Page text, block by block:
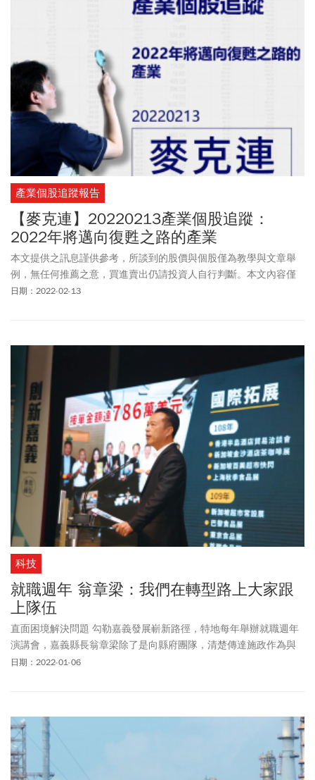
產業個股追蹤報告
【麥克連】20220213產業個股追蹤：
2022年將邁向復甦之路的產業
本文提供之訊息謹供參考，所談到的股價與個股僅為教學與文章舉
例，無任何推薦之意，買進賣出仍請投資人自行判斷。本文內容僅
供訂閱戶本人使用，非經授權嚴禁任何翻印、轉載，或以任何型態
日期：2022-02-13
科技
就職週年 翁章梁：我們在轉型路上大家跟
上隊伍
直面困境解決問題 勾勒嘉義發展嶄新路徑，特地每年舉辦就職週年
演講會，嘉義縣長翁章梁除了是向縣府團隊，清楚傳達施政作為與
目標，更冀望分享每年迎來的各種正向改變，陪同嘉義鄉親做好根
日期：2022-01-06